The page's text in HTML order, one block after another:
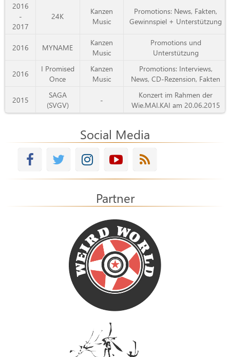
2016
-
2017
24K
Kanzen
Music
Promotions: News, Fakten,
Gewinnspiel + Unterstützung
2016 MYNAME
Kanzen
Music
Promotions und
Unterstützung
2016
I Promised
Once
Kanzen
Music
Promotions: Interviews,
News, CD-Rezension, Fakten
2015
SAGA
(SVGV)
-
Konzert im Rahmen der
Wie.MAI.KAI am 20.06.2015
Social Media
Partner